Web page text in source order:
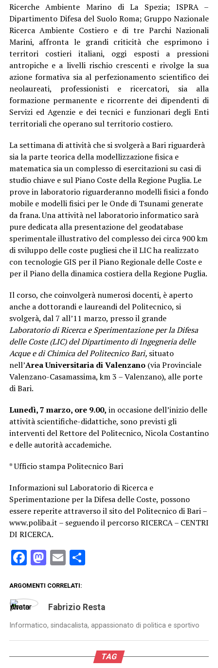
Ricerche Ambiente Marino di La Spezia; ISPRA –
Dipartimento Difesa del Suolo Roma; Gruppo Nazionale
Ricerca Ambiente Costiero e di tre Parchi Nazionali
Marini, affronta le grandi criticità che esprimono i
territori costieri italiani, oggi esposti a pressioni
antropiche e a livelli rischio crescenti e rivolge la sua
azione formativa sia al perfezionamento scientifico dei
neolaureati, professionisti e ricercatori, sia alla
formazione permanente e ricorrente dei dipendenti di
Servizi ed Agenzie e dei tecnici e funzionari degli Enti
territoriali che operano sul territorio costiero.
La settimana di attività che si svolgerà a Bari riguarderà
sia la parte teorica della modellizzazione fisica e
matematica sia un complesso di esercitazioni su casi di
studio chiave e sul Piano Coste della Regione Puglia. Le
prove in laboratorio riguarderanno modelli fisici a fondo
mobile e modelli fisici per le Onde di Tsunami generate
da frana. Una attività nel laboratorio informatico sarà
pure dedicata alla presentazione del geodatabase
sperimentale illustrativo del complesso dei circa 900 km
di sviluppo delle coste pugliesi che il LIC ha realizzato
con tecnologie GIS per il Piano Regionale delle Coste e
per il Piano della dinamica costiera della Regione Puglia.
Il corso, che coinvolgerà numerosi docenti, è aperto
anche a dottorandi e laureandi del Politecnico, si
svolgerà, dal 7 all’11 marzo, presso il grande
Laboratorio di Ricerca e Sperimentazione per la Difesa
delle Coste (LIC) del Dipartimento di Ingegneria delle
Acque e di Chimica del Politecnico Bari, situato
nell’Area Universitaria di Valenzano(via Provinciale
Valenzano-Casamassima, km 3 – Valenzano), alle porte
di Bari.
Lunedì, 7 marzo, ore 9.00, in occasione dell’inizio delle
attività scientifiche-didattiche, sono previsti gli
interventi del Rettore del Politecnico, Nicola Costantino
e delle autorità accademiche.
* Ufficio stampa Politecnico Bari
Informazioni sul Laboratorio di Ricerca e
Sperimentazione per la Difesa delle Coste, possono
essere reperite attraverso il sito del Politecnico di Bari –
www.poliba.it – seguendo il percorso RICERCA – CENTRI
DI RICERCA.
Facebook
Mastodon
EmailCondividi
ARGOMENTI CORRELATI:
Fabrizio Resta
Informatico, sindacalista, appassionato di politica e sportivo
TAG